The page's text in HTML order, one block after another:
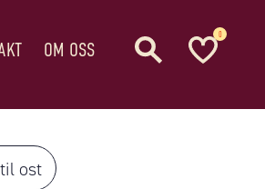
OM OSS
0
ost